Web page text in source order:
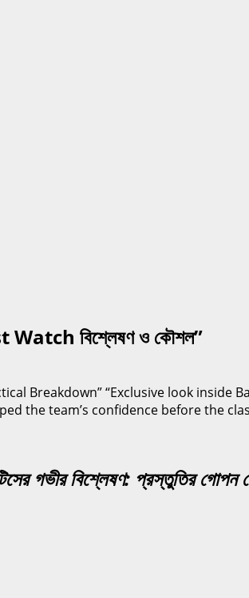
Watch বিশ্লেষণ ও কৌশল”
গভীর বিশ্লেষণ: প্রস্তুতির